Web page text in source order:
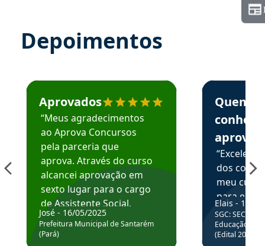
Depoimentos
Estudante José recomenda o Aprova Concursos em
Aprovados
“Meus agradecimentos
ao Aprova Concursos
pela parceria que
aprova. Através do curso
alcancei aprovação em
sexto lugar para o cargo
de Assistente Social.
Hoje estou atuando na
Prefeitura de Santarém.
José - 16/05/2025
Prefeitura Municipal de Santarém
(Pará)
Estudante
Quem
aprova
dos
meu
para
colocar
através
de
Elais - 15/
SGC: SEC BA
Educação
(Edital